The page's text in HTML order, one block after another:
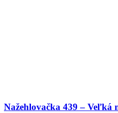
Nažehlovačka 439 – Veľká